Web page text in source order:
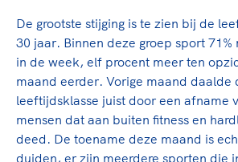
Sport gaat niet vanzelf
Sport verenigt. Op sportclubs,
een rondje fietsen, door samen te
de sportschool te gaan. Door
voor Sifan Hassan, Rico
Groot en het Nederlands Elftal. Of
genieten van de karatewedstrijd
Ruimte voor sport
Clubondersteuning
Beroepskrachten
Samen voor een veilige
sportomgeving
De TeamNL Academie
De TeamNL Academie biedt een
ontwikkelprogramma voor de
binnen TeamNL programma's:
De grootste stijging is te zien bij de
30 jaar. Binnen deze groep sport 71%
in de week, elf procent meer ten
maand eerder. Vorige maand daalde
leeftijdsklasse juist door een afname
mensen dat aan buiten fitness en
deed. De toename deze maand is
duiden, er zijn meerdere sporten die